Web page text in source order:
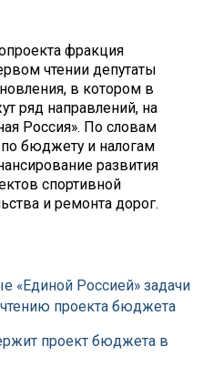
фракция
чтении депутаты
в котором в
ряд направлений, на
Россия». По словам
бюджету и налогам
развития
спортивной
и ремонта дорог.
«Единой Россией» задачи
проекта бюджета
проект бюджета в